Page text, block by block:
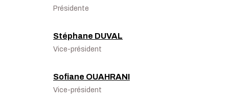
Présidente
Stéphane DUVAL
Vice-président
Sofiane OUAHRANI
Vice-président